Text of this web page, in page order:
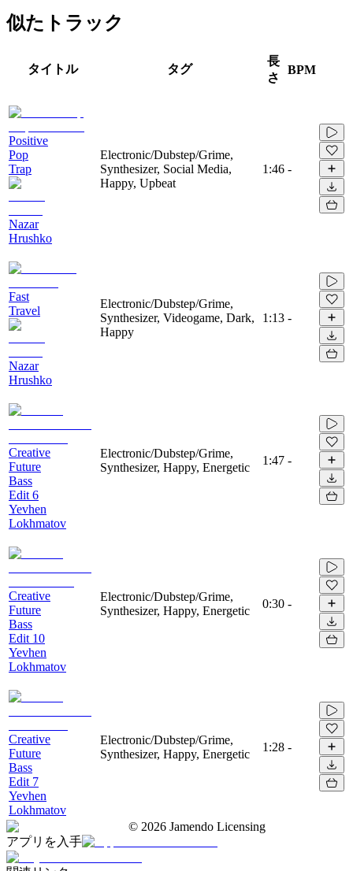
似たトラック
タイトル タグ
長
さ
BPM
Positive
Pop
Trap
Nazar
Hrushko
Electronic/Dubstep/Grime,
Synthesizer, Social Media,
Happy, Upbeat
1:46 -
Fast
Travel
Nazar
Hrushko
Electronic/Dubstep/Grime,
Synthesizer, Videogame, Dark,
Happy
1:13 -
Creative
Future
Bass
Edit 6
Yevhen
Lokhmatov
Electronic/Dubstep/Grime,
Synthesizer, Happy, Energetic
1:47 -
Creative
Future
Bass
Edit 10
Yevhen
Lokhmatov
Electronic/Dubstep/Grime,
Synthesizer, Happy, Energetic
0:30 -
Creative
Future
Bass
Edit 7
Yevhen
Lokhmatov
Electronic/Dubstep/Grime,
Synthesizer, Happy, Energetic
1:28 -
© 2026 Jamendo Licensing
アプリを入手